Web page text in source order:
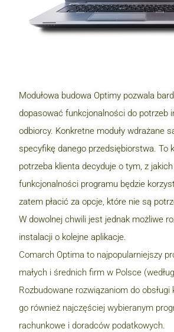
Modułowa budowa Optimy pozwala
dopasować funkcjonalności do potrzeb
odbiorcy. Konkretne moduły wdrażane
specyfikę danego przedsiębiorstwa. To
potrzeba klienta decyduje o tym, z jakich
funkcjonalności programu będzie
zatem płacić za opcje, które nie są
W dowolnej chwili jest jednak możliwe
instalacji o kolejne aplikacje.
Comarch Optima to najpopularniejszy
małych i średnich firm w Polsce
Rozbudowane rozwiązaniom do obsługi
go również najczęściej wybieranym
rachunkowe i doradców podatkowych.